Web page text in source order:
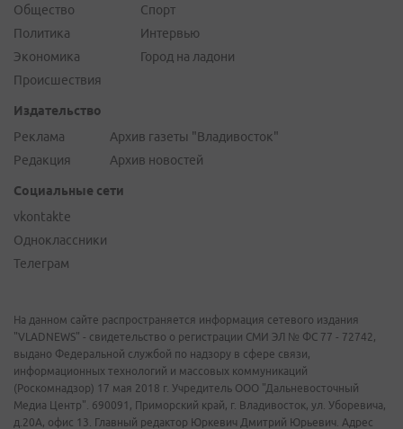
Общество
Политика
Экономика
Происшествия
Спорт
Интервью
Город на ладони
Издательство
Реклама
Редакция
Архив газеты "Владивосток"
Архив новостей
Социальные сети
vkontakte
Одноклассники
Телеграм
На данном сайте распространяется информация сетевого издания
"VLADNEWS" - свидетельство о регистрации СМИ ЭЛ № ФС 77 - 72742,
выдано Федеральной службой по надзору в сфере связи,
информационных технологий и массовых коммуникаций
(Роскомнадзор) 17 мая 2018 г. Учредитель ООО "Дальневосточный
Медиа Центр". 690091, Приморский край, г. Владивосток, ул. Уборевича,
д.20А, офис 13. Главный редактор Юркевич Дмитрий Юрьевич. Адрес